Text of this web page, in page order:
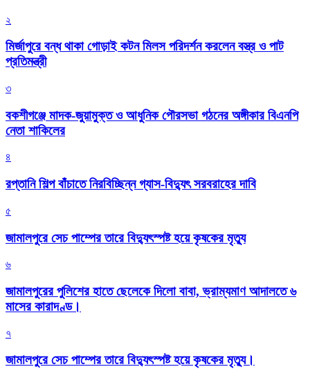
২
মির্জাপুরে বন্ধ থাকা গোড়াই কটন মিলস পরিদর্শন করলেন বস্ত্র ও পাট
প্রতিমন্ত্রী
৩
বকশীগঞ্জে মাদক-জুয়ামুক্ত ও আধুনিক পৌরসভা গঠনের অঙ্গীকার বিএনপি
নেতা শাকিলের
৪
রপ্তানি শিল্প বাঁচাতে নিরবিচ্ছিন্ন গ্যাস-বিদ্যুৎ সরবরাহের দাবি
৫
জামালপুরে সেচ পাম্পের তারে বিদ্যুৎস্পষ্ট হয়ে কৃষকের মৃত্যু
৬
জামালপুরের পুলিশের হাতে ছেলেকে দিলো বাবা, ভ্রাম্যমাণ আদালতে ৬
মাসের কারাদণ্ড।
৭
জামালপুরে সেচ পাম্পের তারে বিদ্যুৎস্পষ্ট হয়ে কৃষকের মৃত্যু।